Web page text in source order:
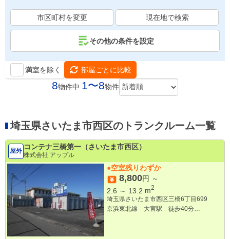
市区町村を変更 現在地で検索
その他の条件を設定
満室を除く 部屋ごとに比較
8物件中 1〜8物件
埼玉県さいたま市西区のトランクルーム一覧
屋外 コンテナ三橋第一（さいたま市西区）
株式会社 アップル
●空室残りわずか
8,800円 ～
2.6 ～ 13.2 m2
埼玉県さいたま市西区三橋6丁目699
京浜東北線 大宮駅 徒歩40分